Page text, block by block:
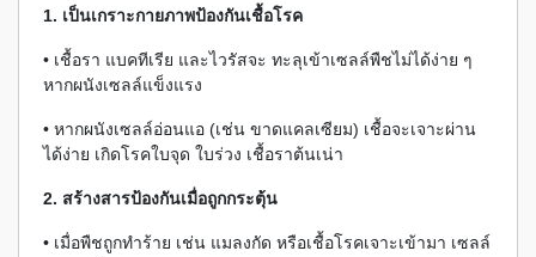
1. เป็นเกราะกายภาพป้องกันเชื้อโรค
• เชื้อรา แบคทีเรีย และไวรัสจะ ทะลุเข้าเซลล์พืชไม่ได้ง่าย ๆ
หากผนังเซลล์แข็งแรง
• หากผนังเซลล์อ่อนแอ (เช่น ขาดแคลเซียม) เชื้อจะเจาะผ่าน
ได้ง่าย เกิดโรคใบจุด ใบร่วง เชื้อราต้นเน่า
2. สร้างสารป้องกันเมื่อถูกกระตุ้น
• เมื่อพืชถูกทำร้าย เช่น แมลงกัด หรือเชื้อโรคเจาะเข้ามา เซลล์